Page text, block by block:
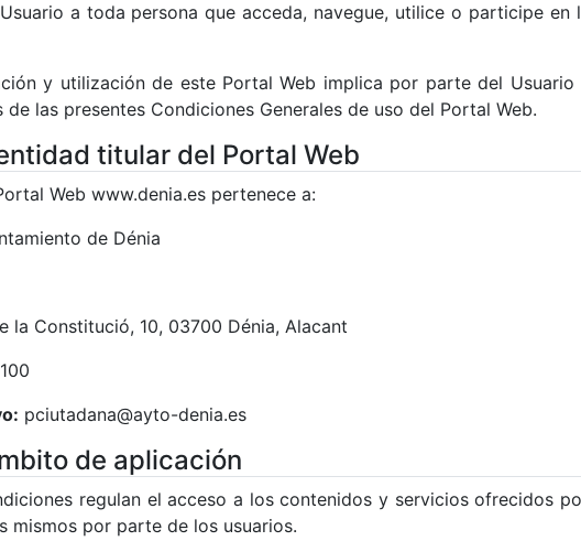
a toda persona que acceda, navegue, utilice o participe
y utilización de este Portal Web implica por parte del
las presentes Condiciones Generales de uso del Portal Web.
titular del Portal Web
Web www.denia.es pertenece a:
de Dénia
la Constitució, 10, 03700 Dénia, Alacant
pciutadana@ayto-denia.es
de aplicación
regulan el acceso a los contenidos y servicios ofrecidos
mismos por parte de los usuarios.